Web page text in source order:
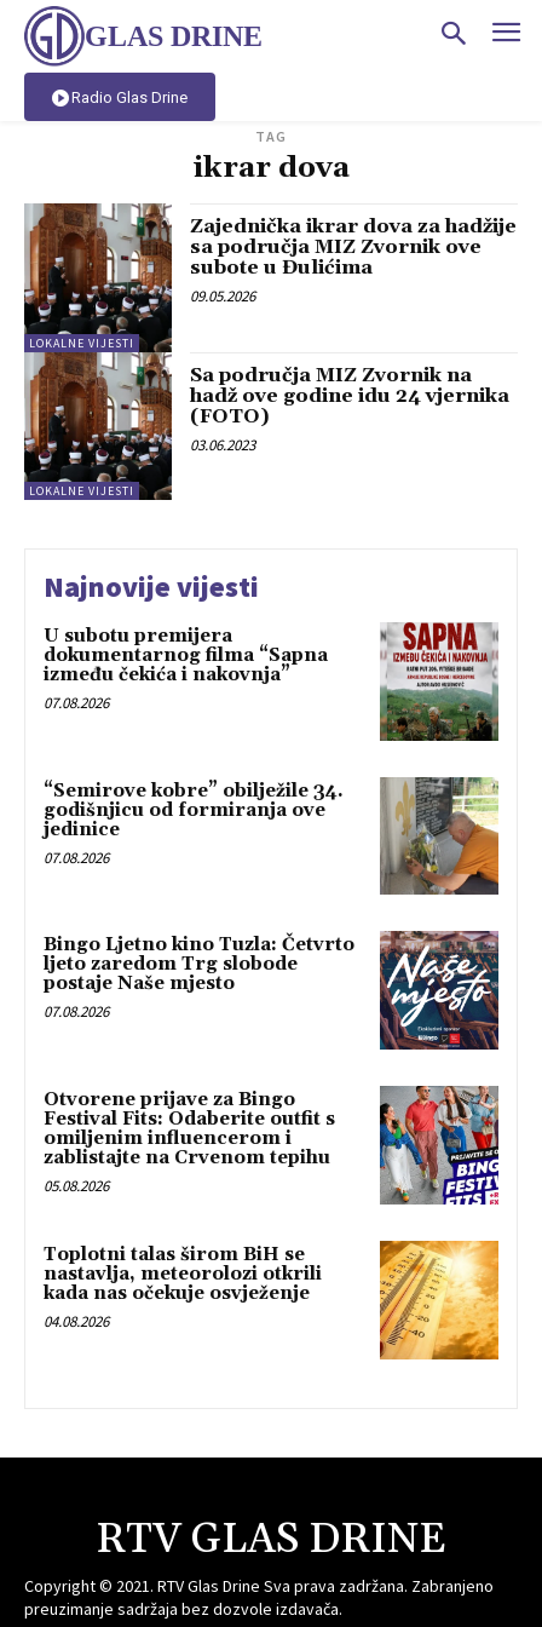
GLAS DRINE
Radio Glas Drine
TAG
ikrar dova
LOKALNE VIJESTI
Zajednička ikrar dova za hadžije
sa područja MIZ Zvornik ove
subote u Đulićima
09.05.2026
LOKALNE VIJESTI
Sa područja MIZ Zvornik na
hadž ove godine idu 24 vjernika
(FOTO)
03.06.2023
Najnovije vijesti
U subotu premijera
dokumentarnog filma “Sapna
između čekića i nakovnja”
07.08.2026
“Semirove kobre” obilježile 34.
godišnjicu od formiranja ove
jedinice
07.08.2026
Bingo Ljetno kino Tuzla: Četvrto
ljeto zaredom Trg slobode
postaje Naše mjesto
07.08.2026
Otvorene prijave za Bingo
Festival Fits: Odaberite outfit s
omiljenim influencerom i
zablistajte na Crvenom tepihu
05.08.2026
Toplotni talas širom BiH se
nastavlja, meteorolozi otkrili
kada nas očekuje osvježenje
04.08.2026
RTV GLAS DRINE
Copyright © 2021. RTV Glas Drine Sva prava zadržana. Zabranjeno
preuzimanje sadržaja bez dozvole izdavača.